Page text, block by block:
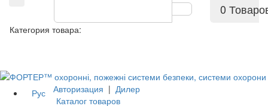
0
Категория товара:
Рус
Авторизация | Дилер
Каталог товаров